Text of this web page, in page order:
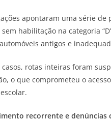
apontaram uma série
habilitação na categoria
antigos e
casos, rotas inteiras foram
o que comprometeu o
recorrente e denúncias